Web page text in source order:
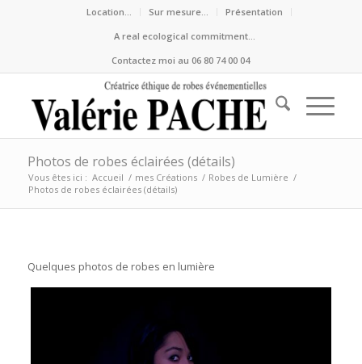
Location… Sur mesure…
Présentation
A real ecological commitment…
Contactez moi au 06 80 74 00 04
Photos de robes éclairées (détails)
Vous êtes ici : Accueil / mes Créations / Robes de Lumière /
Photos de robes éclairées (détails)
Quelques photos de robes en lumière